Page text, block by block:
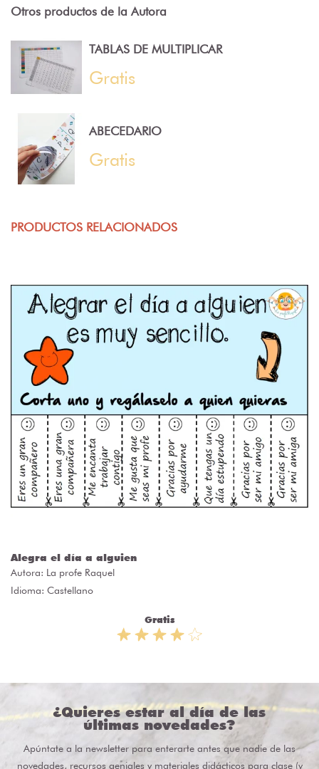
Otros productos de la Autora
TABLAS DE MULTIPLICAR
Gratis
ABECEDARIO
Gratis
PRODUCTOS RELACIONADOS
Alegra el día a alguien
Autora: La profe Raquel
Idioma: Castellano
Gratis
¿Quieres estar al día de las
últimas novedades?
Apúntate a la newsletter para enterarte antes que nadie de las
novedades, recursos geniales y materiales didácticos para clase (y